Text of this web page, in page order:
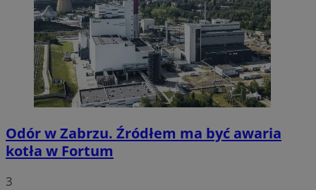
Odór w Zabrzu. Źródłem ma być awaria
kotła w Fortum
3